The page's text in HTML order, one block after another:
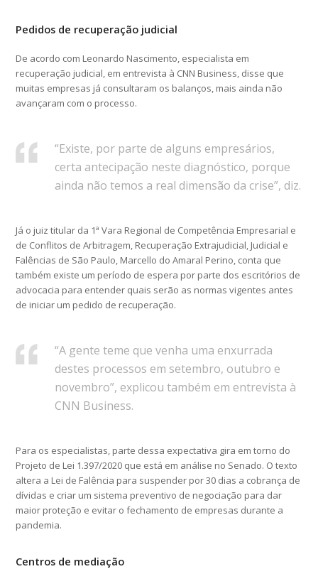
Pedidos de recuperação judicial
De acordo com Leonardo Nascimento, especialista em
recuperação judicial, em entrevista à CNN Business, disse que
muitas empresas já consultaram os balanços, mais ainda não
avançaram com o processo.
“Existe, por parte de alguns empresários,
certa antecipação neste diagnóstico, porque
ainda não temos a real dimensão da crise”, diz.
Já o juiz titular da 1ª Vara Regional de Competência Empresarial e
de Conflitos de Arbitragem, Recuperação Extrajudicial, Judicial e
Falências de São Paulo, Marcello do Amaral Perino, conta que
também existe um período de espera por parte dos escritórios de
advocacia para entender quais serão as normas vigentes antes
de iniciar um pedido de recuperação.
“A gente teme que venha uma enxurrada
destes processos em setembro, outubro e
novembro”, explicou também em entrevista à
CNN Business.
Para os especialistas, parte dessa expectativa gira em torno do
Projeto de Lei 1.397/2020 que está em análise no Senado. O texto
altera a Lei de Falência para suspender por 30 dias a cobrança de
dívidas e criar um sistema preventivo de negociação para dar
maior proteção e evitar o fechamento de empresas durante a
pandemia.
Centros de mediação